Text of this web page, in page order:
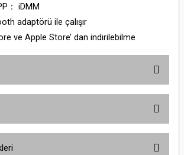
： iDMM
adaptörü ile çalışır
ve Apple Store’ dan indirilebilme